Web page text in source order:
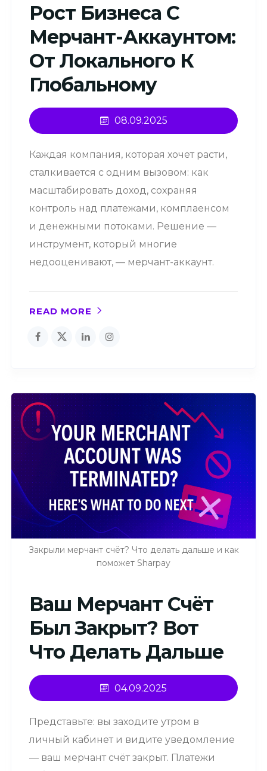
Рост Бизнеса С
Мерчант-Аккаунтом:
От Локального К
Глобальному
08.09.2025
Каждая компания, которая хочет расти,
сталкивается с одним вызовом: как
масштабировать доход, сохраняя
контроль над платежами, комплаенсом
и денежными потоками. Решение —
инструмент, который многие
недооценивают, — мерчант-аккаунт.
READ MORE
Закрыли мерчант счёт? Что делать дальше и как
поможет Sharpay
Ваш Мерчант Счёт
Был Закрыт? Вот
Что Делать Дальше
04.09.2025
Представьте: вы заходите утром в
личный кабинет и видите уведомление
— ваш мерчант счёт закрыт. Платежи